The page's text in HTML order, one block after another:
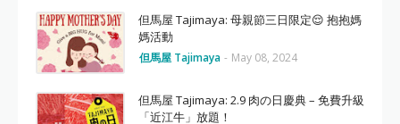
但馬屋 Tajimaya: 母親節三日限定😌 抱抱媽
媽活動
但馬屋 Tajimaya - May 08, 2024
但馬屋 Tajimaya: 2.9 肉の日慶典 – 免費升級
「近江牛」放題！